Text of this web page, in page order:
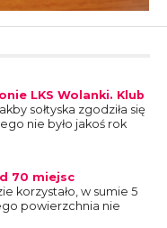
LKS Wolanki. Klub
sołtyska zgodziła się
nie było jakoś rok
70 miejsc
korzystało, w sumie 5
powierzchnia nie